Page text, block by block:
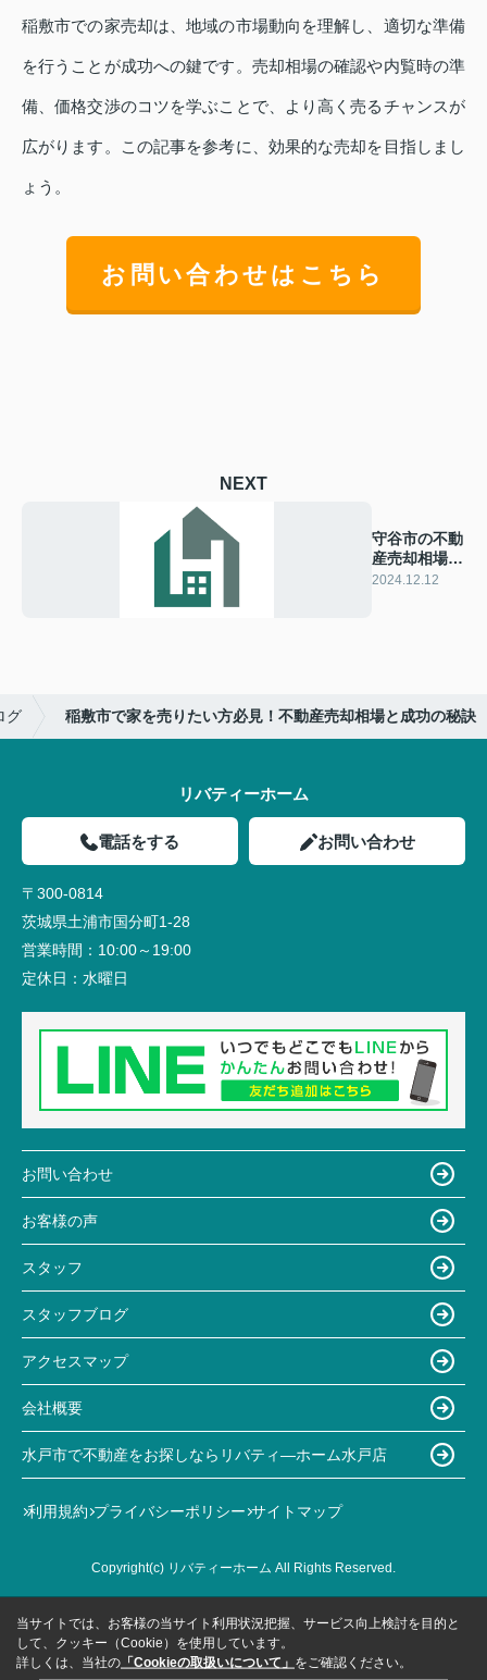
稲敷市での家売却は、地域の市場動向を理解し、適切な準備
を行うことが成功への鍵です。売却相場の確認や内覧時の準
備、価格交渉のコツを学ぶことで、より高く売るチャンスが
広がります。この記事を参考に、効果的な売却を目指しまし
ょう。
お問い合わせはこちら
NEXT
守谷市の不動
産売却相場を
知って成功
2024.12.12
グ 稲敷市で家を売りたい方必見！不動産売却相場と成功の秘訣
リバティーホーム
電話をする お問い合わせ
〒300-0814
茨城県土浦市国分町1-28
営業時間： 10:00～19:00
定休日： 水曜日
お問い合わせ
お客様の声
スタッフ
スタッフブログ
アクセスマップ
会社概要
水戸市で不動産をお探しならリバティ―ホーム水戸店
利用規約 プライバシーポリシー サイトマップ
Copyright(c) リバティーホーム All Rights Reserved.
当サイトでは、お客様の当サイト利用状況把握、サービス向上検討を目的と
して、クッキー（Cookie）を使用しています。
詳しくは、当社の 「Cookieの取扱いについて」 をご確認ください。